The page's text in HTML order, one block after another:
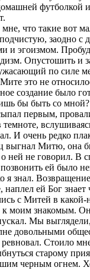
футболкой
что такие вот
заодно с
и эгоизмом.
Опустошить и
по силе
это не
создание было
бы быть со
первым,
темноте,
И очень редко
выгнал Митю, она
ней не говорил. В
ей было
я знал.
ей Бог знает
с Митей в какой-
моим знакомым. Он
Мы
довольными
Стоило
старому
черным огнем.